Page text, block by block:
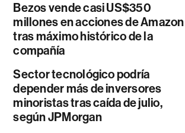
Bezos vende casi US$350
millones en acciones de Amazon
tras máximo histórico de la
compañía
Sector tecnológico podría
depender más de inversores
minoristas tras caída de julio,
según JPMorgan